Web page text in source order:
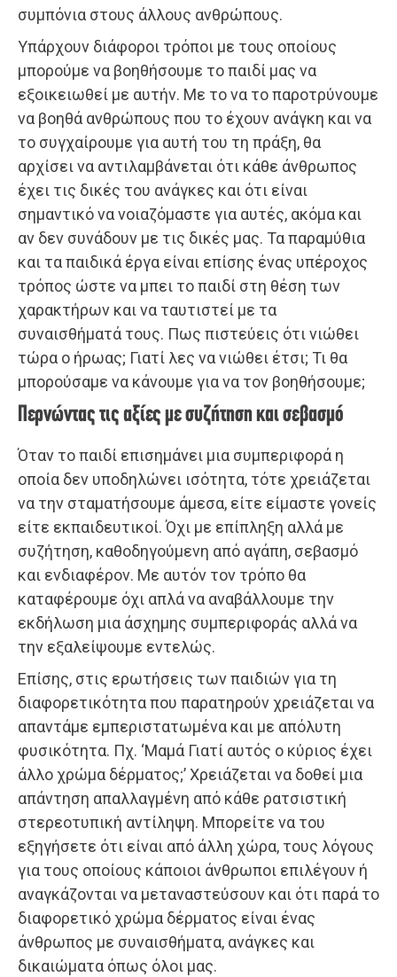
συμπόνια στους άλλους ανθρώπους.
Υπάρχουν διάφοροι τρόποι με τους οποίους
μπορούμε να βοηθήσουμε το παιδί μας να
εξοικειωθεί με αυτήν. Με το να το παροτρύνουμε
να βοηθά ανθρώπους που το έχουν ανάγκη και να
το συγχαίρουμε για αυτή του τη πράξη, θα
αρχίσει να αντιλαμβάνεται ότι κάθε άνθρωπος
έχει τις δικές του ανάγκες και ότι είναι
σημαντικό να νοιαζόμαστε για αυτές, ακόμα και
αν δεν συνάδουν με τις δικές μας. Τα παραμύθια
και τα παιδικά έργα είναι επίσης ένας υπέροχος
τρόπος ώστε να μπει το παιδί στη θέση των
χαρακτήρων και να ταυτιστεί με τα
συναισθήματά τους. Πως πιστεύεις ότι νιώθει
τώρα ο ήρωας; Γιατί λες να νιώθει έτσι; Τι θα
μπορούσαμε να κάνουμε για να τον βοηθήσουμε;
Περνώντας τις αξίες με συζήτηση και σεβασμό
Όταν το παιδί επισημάνει μια συμπεριφορά η
οποία δεν υποδηλώνει ισότητα, τότε χρειάζεται
να την σταματήσουμε άμεσα, είτε είμαστε γονείς
είτε εκπαιδευτικοί. Όχι με επίπληξη αλλά με
συζήτηση, καθοδηγούμενη από αγάπη, σεβασμό
και ενδιαφέρον. Με αυτόν τον τρόπο θα
καταφέρουμε όχι απλά να αναβάλλουμε την
εκδήλωση μια άσχημης συμπεριφοράς αλλά να
την εξαλείψουμε εντελώς.
Επίσης, στις ερωτήσεις των παιδιών για τη
διαφορετικότητα που παρατηρούν χρειάζεται να
απαντάμε εμπεριστατωμένα και με απόλυτη
φυσικότητα. Πχ. ‘Μαμά Γιατί αυτός ο κύριος έχει
άλλο χρώμα δέρματος;’ Χρειάζεται να δοθεί μια
απάντηση απαλλαγμένη από κάθε ρατσιστική
στερεοτυπική αντίληψη. Μπορείτε να του
εξηγήσετε ότι είναι από άλλη χώρα, τους λόγους
για τους οποίους κάποιοι άνθρωποι επιλέγουν ή
αναγκάζονται να μεταναστεύσουν και ότι παρά το
διαφορετικό χρώμα δέρματος είναι ένας
άνθρωπος με συναισθήματα, ανάγκες και
δικαιώματα όπως όλοι μας.